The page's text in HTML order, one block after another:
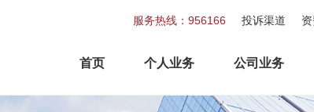
服务热线：956166 投诉渠道
首页 个人业务 公司业务